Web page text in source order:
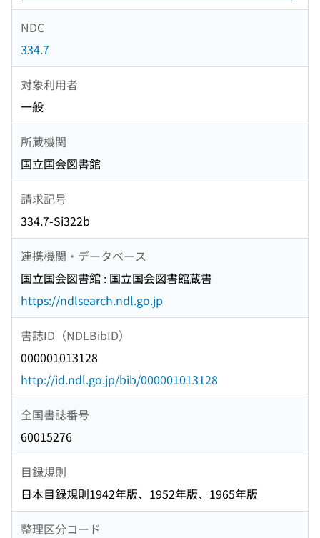
NDC
334.7
対象利用者
一般
所蔵機関
国立国会図書館
請求記号
334.7-Si322b
連携機関・データベース
国立国会図書館 : 国立国会図書館蔵書
https://ndlsearch.ndl.go.jp
書誌ID（NDLBibID）
000001013128
http://id.ndl.go.jp/bib/000001013128
全国書誌番号
60015276
目録規則
日本目録規則1942年版、1952年版、1965年版
整理区分コード